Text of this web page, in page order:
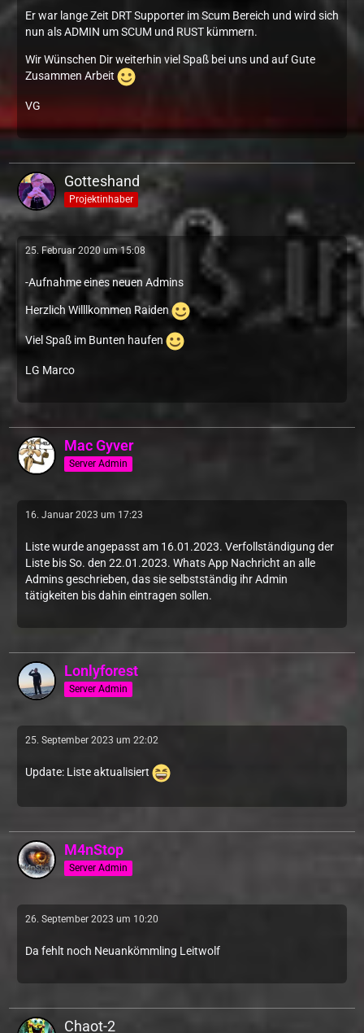
Er war lange Zeit DRT Supporter im Scum Bereich und wird sich
nun als ADMIN um SCUM und RUST kümmern.
Wir Wünschen Dir weiterhin viel Spaß bei uns und auf Gute
Zusammen Arbeit
VG
Gotteshand
Projektinhaber
25. Februar 2020 um 15:08
-Aufnahme eines neuen Admins
Herzlich Willlkommen Raiden
Viel Spaß im Bunten haufen
LG Marco
Mac Gyver
Server Admin
16. Januar 2023 um 17:23
Liste wurde angepasst am 16.01.2023. Verfollständigung der
Liste bis So. den 22.01.2023. Whats App Nachricht an alle
Admins geschrieben, das sie selbstständig ihr Admin
tätigkeiten bis dahin eintragen sollen.
Lonlyforest
Server Admin
25. September 2023 um 22:02
Update: Liste aktualisiert
M4nStop
Server Admin
26. September 2023 um 10:20
Da fehlt noch Neuankömmling Leitwolf
Chaot-2